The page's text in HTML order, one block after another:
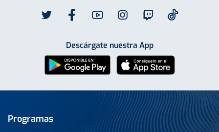
Descárgate nuestra App
Programas